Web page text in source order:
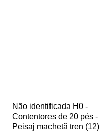
Não identificada H0 -
Contentores de 20 pés -
Peisaj machetă tren (12)